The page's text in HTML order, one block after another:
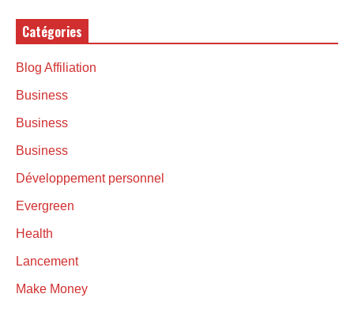
Catégories
Blog Affiliation
Business
Business
Business
Développement personnel
Evergreen
Health
Lancement
Make Money